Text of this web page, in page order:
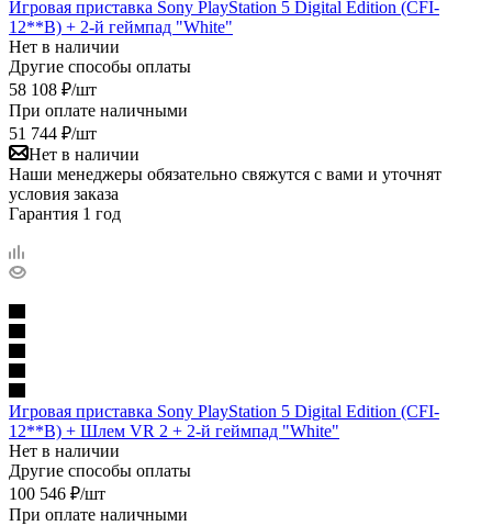
Игровая приставка Sony PlayStation 5 Digital Edition (CFI-
12**B) + 2-й геймпад "White"
Нет в наличии
Другие способы оплаты
58 108 ₽/шт
При оплате наличными
51 744 ₽/шт
Нет в наличии
Наши менеджеры обязательно свяжутся с вами и уточнят
условия заказа
Гарантия 1 год
Игровая приставка Sony PlayStation 5 Digital Edition (CFI-
12**B) + Шлем VR 2 + 2-й геймпад "White"
Нет в наличии
Другие способы оплаты
100 546 ₽/шт
При оплате наличными